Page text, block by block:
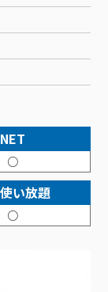
ス料⾦表
NET
○
い放題
○